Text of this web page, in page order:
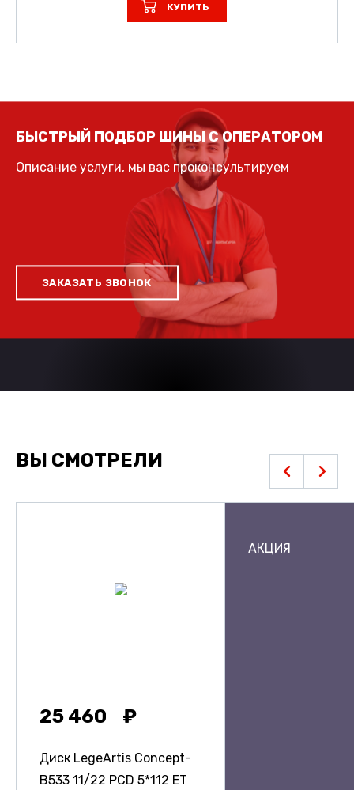
КУПИТЬ
БЫСТРЫЙ ПОДБОР ШИНЫ С ОПЕРАТОРОМ
Описание услуги, мы вас проконсультируем
ЗАКАЗАТЬ ЗВОНОК
ВЫ СМОТРЕЛИ
25 460
Диск LegeArtis Concept-
B533 11/22 PCD 5*112 ET
АКЦИЯ